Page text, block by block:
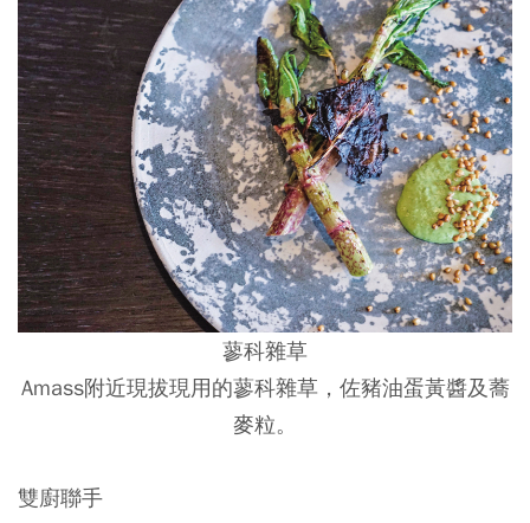
蓼科雜草
Amass附近現拔現用的蓼科雜草，佐豬油蛋黃醬及蕎
麥粒。
雙廚聯手